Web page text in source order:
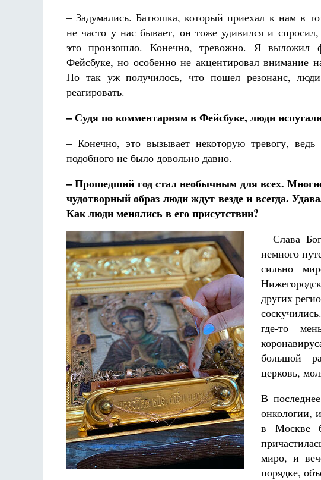
– Задумались. Батюшка, который приехал к нам в
не часто у нас бывает, он тоже удивился и спросил,
это произошло. Конечно, тревожно. Я выложил
Фейсбуке, но особенно не акцентировал внимание
Но так уж получилось, что пошел резонанс,
реагировать.
– Судя по комментариям в Фейсбуке, люди
– Конечно, это вызывает некоторую тревогу, ведь
подобного не было довольно давно.
– Прошедший год стал необычным для всех.
чудотворный образ люди ждут везде и всегда.
Как люди менялись в его присутствии?
– Слава
немного
сильно
других
где-то
большой
церковь,
В
онкологии,
в Москве
миро, и
порядке,